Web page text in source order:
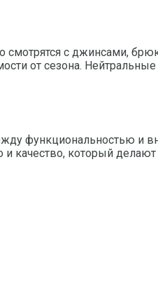
с джинсами,
от сезона.
функциональностью
качество, который